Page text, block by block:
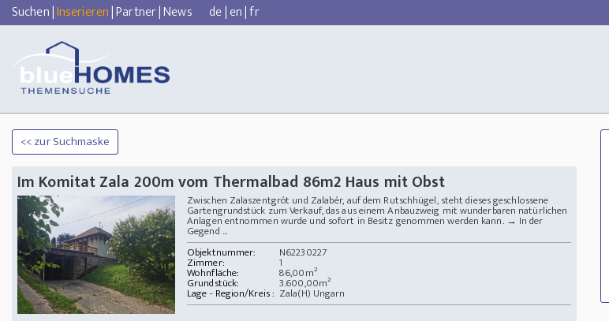
Suchen|Inserieren|Partner|News de|en|fr
<< zur Suchmaske
Im Komitat Zala 200m vom Thermalbad 86m2 Haus mit Obst
Zwischen Zalaszentgrót und Zalabér, auf dem Rutschhügel, steht dieses geschlossene
Gartengrundstück zum Verkauf, das aus einem Anbauzweig mit wunderbaren natürlichen
Anlagen entnommen wurde und sofort in Besitz genommen werden kann. → In der
Gegend ...
Objektnummer:
N62230227
Zimmer: 1
Wohnfläche: 86,00m²
Grundstück: 3.600,00m²
Lage - Region/Kreis : Zala(H) Ungarn